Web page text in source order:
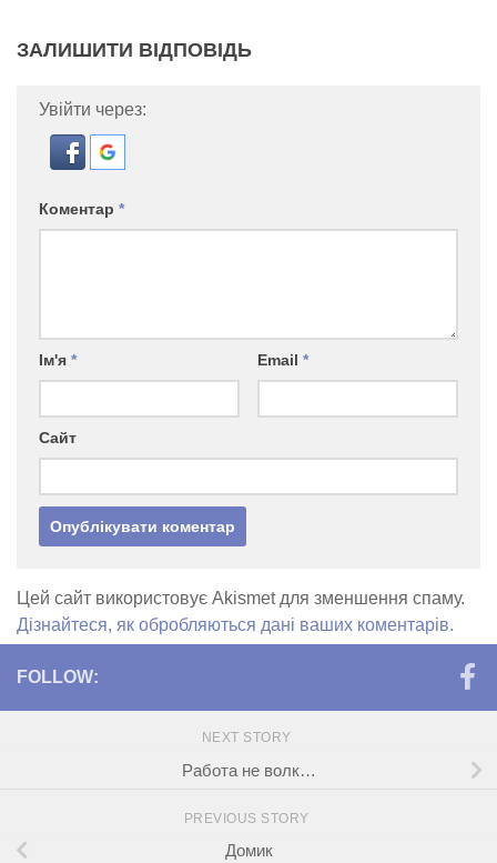
ЗАЛИШИТИ ВІДПОВІДЬ
Увійти через:
Коментар *
Ім'я * Email *
Сайт
Цей сайт використовує Akismet для зменшення спаму.
Дізнайтеся, як обробляються дані ваших коментарів.
FOLLOW:
NEXT STORY
Работа не волк…
PREVIOUS STORY
Домик